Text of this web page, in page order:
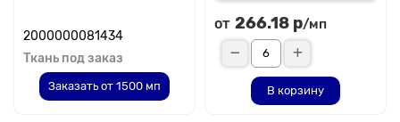
2000000081434
Ткань под заказ
Заказать от 1500 мп
от 266.18 р/мп
В корзину